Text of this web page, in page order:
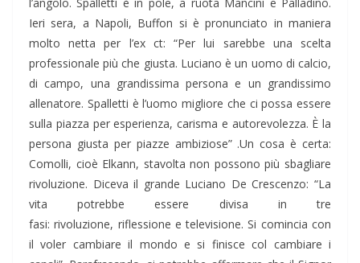
Ieri sera, a Napoli, Buffon si è pronunciato in maniera
molto netta per l’ex ct: “Per lui sarebbe una scelta
professionale più che giusta. Luciano è un uomo di calcio,
di campo, una grandissima persona e un grandissimo
allenatore. Spalletti è l’uomo migliore che ci possa essere
sulla piazza per esperienza, carisma e autorevolezza. È la
persona giusta per piazze ambiziose” .Un cosa è certa:
Comolli, cioè Elkann, stavolta non possono più sbagliare
rivoluzione. Diceva il grande Luciano De Crescenzo: “La
vita potrebbe essere divisa in tre
fasi: rivoluzione, riflessione e televisione. Si comincia con
il voler cambiare il mondo e si finisce col cambiare i